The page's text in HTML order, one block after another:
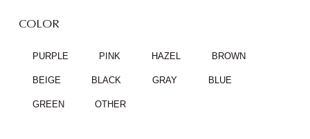
COLOR
PURPLE PINK HAZEL BROWN
BEIGE BLACK GRAY BLUE
GREEN OTHER